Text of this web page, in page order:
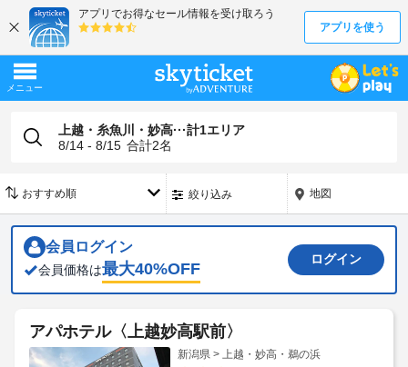
上越・糸魚川・妙高···計1エリア
8/14 - 8/15 合計2名
絞り込み 地図
会員ログイン
会員価格は最大40%OFF
ログイン
アパホテル〈上越妙高駅前〉
新潟県 > 上越・妙高・鵜の浜